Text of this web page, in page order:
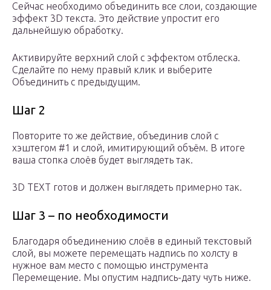
Сейчас необходимо объединить все слои, создающие
эффект 3D текста. Это действие упростит его
дальнейшую обработку.
Активируйте верхний слой с эффектом отблеска.
Сделайте по нему правый клик и выберите
Объединить с предыдущим.
Шаг 2
Повторите то же действие, объединив слой с
хэштегом #1 и слой, имитирующий объём. В итоге
ваша стопка слоёв будет выглядеть так.
3D TEXT готов и должен выглядеть примерно так.
Шаг 3 – по необходимости
Благодаря объединению слоёв в единый текстовый
слой, вы можете перемещать надпись по холсту в
нужное вам место с помощью инструмента
Перемещение. Мы опустим надпись-дату чуть ниже.